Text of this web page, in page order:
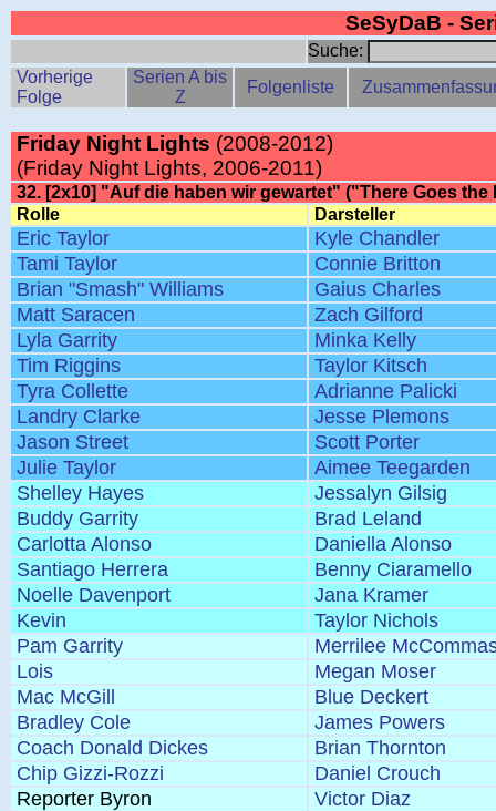
SeSyDaB -
Suche:
Vorherige
Folge
Serien A bis
Z
Folgenliste
Friday Night Lights (2008-2012)
(Friday Night Lights, 2006-2011)
32. [2x10] "Auf die haben wir gewartet" ("There Goes
Rolle
Darsteller
Eric Taylor
Kyle Chandler
Tami Taylor
Connie Britton
Brian "Smash" Williams
Gaius Charles
Matt Saracen
Zach Gilford
Lyla Garrity
Minka Kelly
Tim Riggins
Taylor Kitsch
Tyra Collette
Adrianne Palicki
Landry Clarke
Jesse Plemons
Jason Street
Scott Porter
Julie Taylor
Aimee Teegarden
Shelley Hayes
Jessalyn Gilsig
Buddy Garrity
Brad Leland
Carlotta Alonso
Daniella Alonso
Santiago Herrera
Benny Ciaramello
Noelle Davenport
Jana Kramer
Kevin
Taylor Nichols
Pam Garrity
Merrilee
Lois
Megan Moser
Mac McGill
Blue Deckert
Bradley Cole
James Powers
Coach Donald Dickes
Brian Thornton
Chip Gizzi-Rozzi
Daniel Crouch
Reporter Byron
Victor Diaz